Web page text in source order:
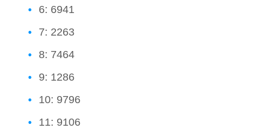
6: 6941
7: 2263
8: 7464
9: 1286
10: 9796
11: 9106